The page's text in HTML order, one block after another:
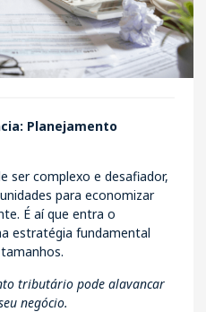
Planejamento
ser complexo e desafiador,
para economizar
É aí que entra o
estratégia fundamental
tributário pode alavancar
negócio.